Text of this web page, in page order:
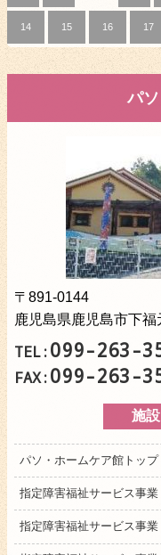
14 15 16 17
パ
〒891-0144
鹿児島県鹿児島市下福
TEL:099-263-
FAX:099-263-
施
パソ・ホームケア館トップ
指定障害福祉サービス事
指定障害福祉サービス事